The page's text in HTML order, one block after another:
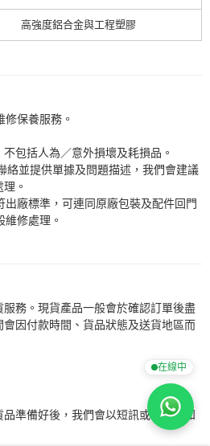
高強度鋁合金與工程塑膠
保養服務。
包括人為／意外損壞及耗損品。
絡並提供單據及問題描述，我們會建議
。
廠標準，可連同原廠包裝及配件回門
修處理。
務。現貨產品一般會於確認訂單後盡
因付款時間、貨品狀態及送貨地區而
準備好後，我們會以短訊或電話通知
在線中